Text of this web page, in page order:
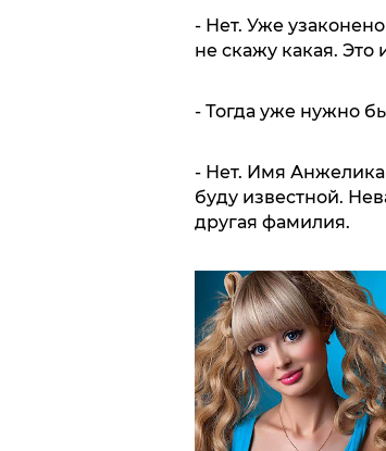
- Нет. Уже
не скажу какая. Это
- Тогда уже нужно
- Нет. Имя Анжелика
буду известной.
другая фамилия.